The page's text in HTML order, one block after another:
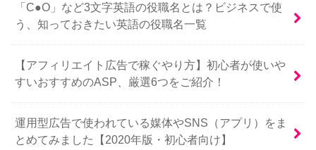
「C●O」など3文字英語の役職名とは？ビジネスで使
う、知っておきたい英語の役職名一覧
【アフィリエイト広告で稼ぐやり方】初心者が使いや
すいおすすめのASP、厳選6つをご紹介！
運用型広告で使われている媒体やSNS（アプリ）をま
とめてみました【2020年版・初心者向け】